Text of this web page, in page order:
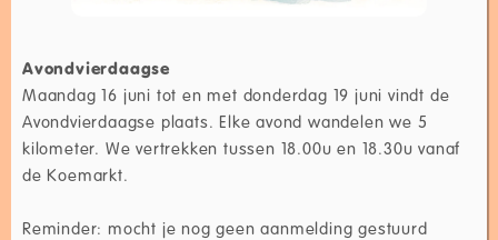
Avondvierdaagse
Maandag 16 juni tot en met donderdag 19 juni vindt de
Avondvierdaagse plaats. Elke avond wandelen we 5
kilometer. We vertrekken tussen 18.00u en 18.30u vanaf
de Koemarkt.
Reminder: mocht je nog geen aanmelding gestuurd